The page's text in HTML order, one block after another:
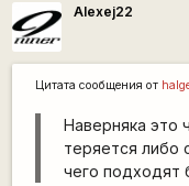
Alexej22
Цитата сообщения от
Наверняка это
теряется либо
чего подходят